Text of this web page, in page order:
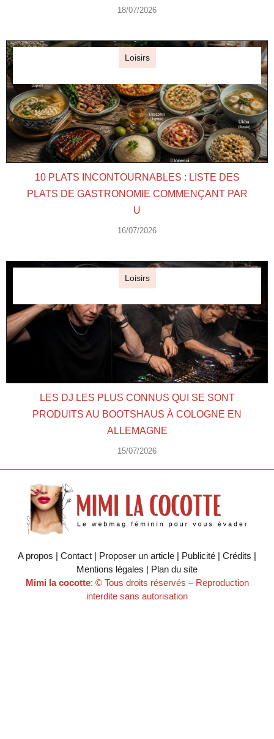
18/07/2026
Loisirs
10 PLATS INCONTOURNABLES : LISTE DES
PLATS DE GASTRONOMIE COMMENÇANT PAR
U
16/07/2026
Loisirs
LES DJ LES PLUS CONNUS QUI SE SONT
PRODUITS AU BOOTSHAUS À COLOGNE EN
ALLEMAGNE
15/07/2026
A propos | Contact | Proposer un article | Publicité | Crédits |
Mentions légales | Plan du site
Mimi la cocotte: © Tous droits réservés – Reproduction
interdite sans autorisation